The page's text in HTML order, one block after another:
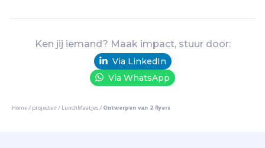
h
t
Ken jij iemand? Maak impact, stuur door:
Via LinkedIn
Via WhatsApp
Home/projecten/LunchMaatjes/Ontwerpen van 2 flyers